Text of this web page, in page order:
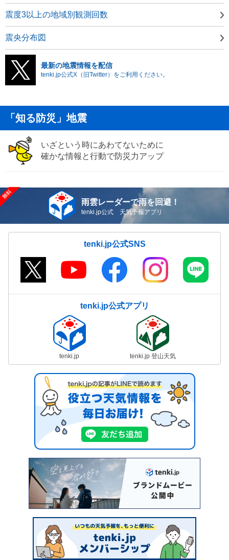
震度3以上の地域別観測回数
震央分布図
最新の地震情報を配信
tenki.jp公式X（旧Twitter）をご利用ください。
「知る防災」地震
いざという時にあわてないために
確かな情報と行動で防災力アップ
雨雲レーダーで雨を回避！
tenki.jp公式 天気予報アプリ
tenki.jp公式SNS
tenki.jp公式アプリ
tenki.jp tenki.jp 登山天気